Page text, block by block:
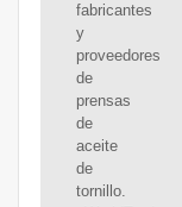
fabricantes
y
proveedores
de
prensas
de
aceite
de
tornillo.